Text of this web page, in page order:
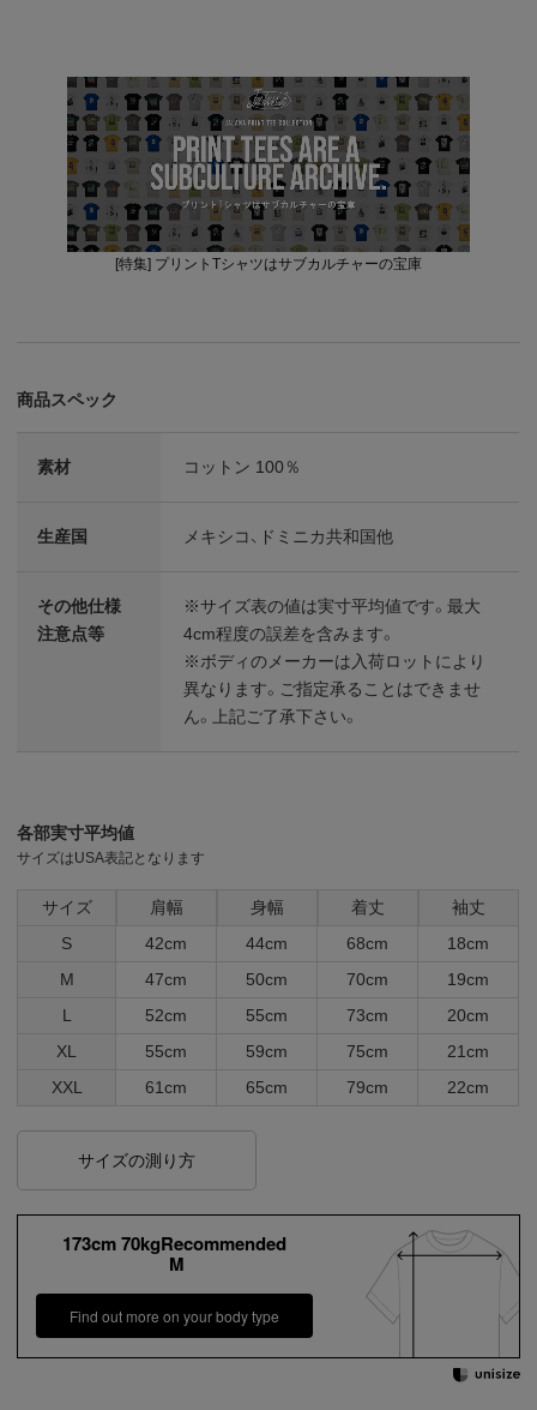
[特集] プリントTシャツはサブカルチャーの宝庫
商品スペック
素材 コットン 100％
生産国 メキシコ、ドミニカ共和国他
その他仕様
注意点等
※サイズ表の値は実寸平均値です。最大
4cm程度の誤差を含みます。
※ボディのメーカーは入荷ロットにより
異なります。ご指定承ることはできませ
ん。上記ご了承下さい。
各部実寸平均値
サイズはUSA表記となります
サイズ 肩幅 身幅 着丈
袖丈
S
42cm 44cm 68cm
18cm
M
47cm 50cm 70cm
19cm
L
52cm 55cm 73cm
20cm
XL
55cm 59cm 75cm
21cm
XXL
61cm 65cm 79cm 22cm
サイズの測り方
173cm 70kgRecommended
M
Find out more on your body type